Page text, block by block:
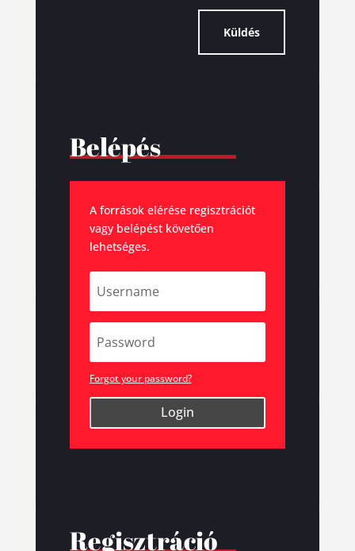
Küldés
Belépés
A források elérése regisztrációt
vagy belépést követően
lehetséges.
Forgot your password?
Login
Regisztráció